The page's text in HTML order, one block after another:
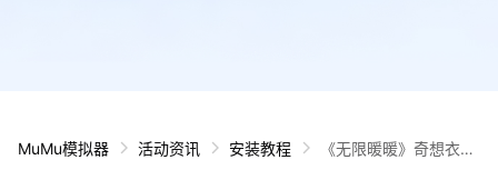
MuMu模拟器 活动资讯 安装教程
《无限暖暖》奇想衣橱